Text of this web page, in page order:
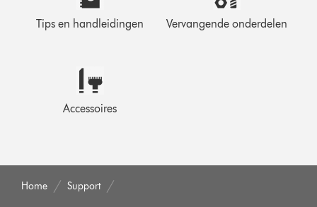
Tips en handleidingen Vervangende onderdelen
Accessoires
Home Support